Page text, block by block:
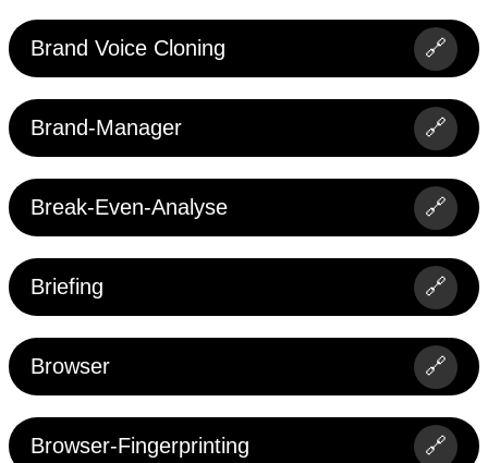
Brand Voice Cloning 🔗
Brand-Manager 🔗
Break-Even-Analyse 🔗
Briefing 🔗
Browser 🔗
Browser-Fingerprinting 🔗